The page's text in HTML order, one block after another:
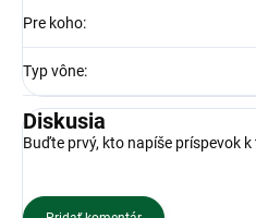
Pre koho:
Typ vône:
Diskusia
Buďte prvý, kto napíše príspevok